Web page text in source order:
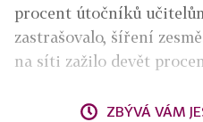
procent útočníků
zastrašovalo, šíření
na síti zažilo devět
ZBÝVÁ VÁM